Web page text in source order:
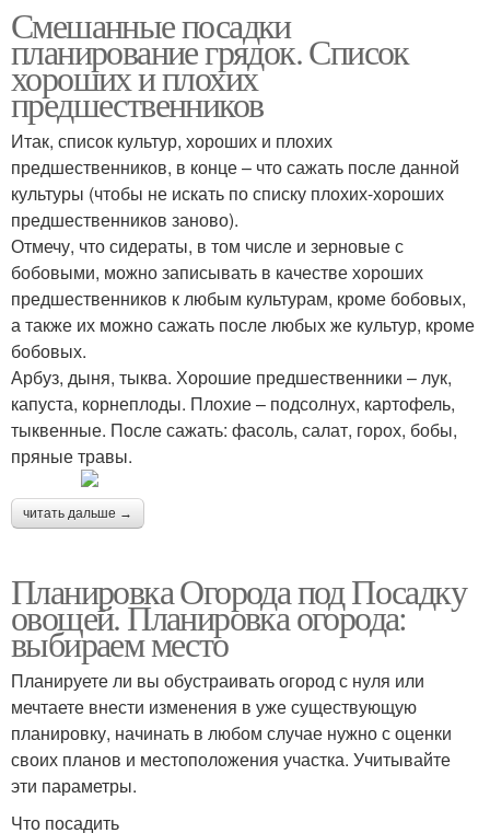
Смешанные посадки
планирование грядок. Список
хороших и плохих
предшественников
Итак, список культур, хороших и плохих
предшественников, в конце – что сажать после данной
культуры (чтобы не искать по списку плохих-хороших
предшественников заново).
Отмечу, что сидераты, в том числе и зерновые с
бобовыми, можно записывать в качестве хороших
предшественников к любым культурам, кроме бобовых,
а также их можно сажать после любых же культур, кроме
бобовых.
Арбуз, дыня, тыква. Хорошие предшественники – лук,
капуста, корнеплоды. Плохие – подсолнух, картофель,
тыквенные. После сажать: фасоль, салат, горох, бобы,
пряные травы.
читать дальше →
Планировка Огорода под Посадку
овощей. Планировка огорода:
выбираем место
Планируете ли вы обустраивать огород с нуля или
мечтаете внести изменения в уже существующую
планировку, начинать в любом случае нужно с оценки
своих планов и местоположения участка. Учитывайте
эти параметры.
Что посадить